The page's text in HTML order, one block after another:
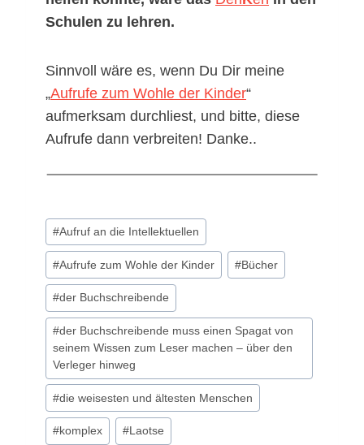
Schulen zu lehren.
Sinnvoll wäre es, wenn Du Dir meine
„Aufrufe zum Wohle der Kinder“
aufmerksam durchliest, und bitte, diese
Aufrufe dann verbreiten! Danke..
Schlagworte:
#Aufruf an die Intellektuellen
#Aufrufe zum Wohle der Kinder #Bücher
#der Buchschreibende
#der Buchschreibende muss einen Spagat von
seinem Wissen zum Leser machen – über den
Verleger hinweg
#die weisesten und ältesten Menschen
#komplex #Laotse